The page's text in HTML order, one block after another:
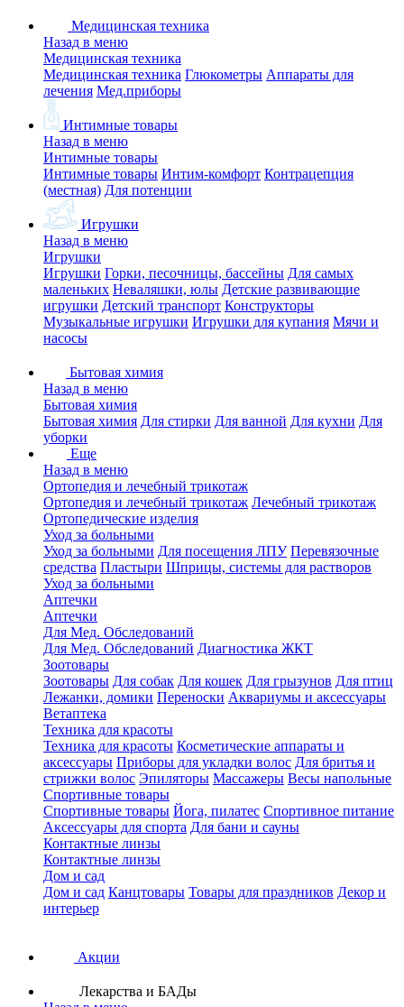
Медицинская техника
Назад в меню
Медицинская техника
Медицинская техника Глюкометры Аппараты для
лечения Мед.приборы
Интимные товары
Назад в меню
Интимные товары
Интимные товары Интим-комфорт Контрацепция
(местная) Для потенции
Игрушки
Назад в меню
Игрушки
Игрушки Горки, песочницы, бассейны Для самых
маленьких Неваляшки, юлы Детские развивающие
игрушки Детский транспорт Конструкторы
Музыкальные игрушки Игрушки для купания Мячи и
насосы
Бытовая химия
Назад в меню
Бытовая химия
Бытовая химия Для стирки Для ванной Для кухни Для
уборки
Еще
Назад в меню
Ортопедия и лечебный трикотаж
Ортопедия и лечебный трикотаж Лечебный трикотаж
Ортопедические изделия
Уход за больными
Уход за больными Для посещения ЛПУ Перевязочные
средства Пластыри Шприцы, системы для растворов
Уход за больными
Аптечки
Аптечки
Для Мед. Обследований
Для Мед. Обследований Диагностика ЖКТ
Зоотовары
Зоотовары Для собак Для кошек Для грызунов Для птиц
Лежанки, домики Переноски Аквариумы и аксессуары
Ветаптека
Техника для красоты
Техника для красоты Косметические аппараты и
аксессуары Приборы для укладки волос Для бритья и
стрижки волос Эпиляторы Массажеры Весы напольные
Спортивные товары
Спортивные товары Йога, пилатес Спортивное питание
Аксессуары для спорта Для бани и сауны
Контактные линзы
Контактные линзы
Дом и сад
Дом и сад Канцтовары Товары для праздников Декор и
интерьер
Акции
Лекарства и БАДы